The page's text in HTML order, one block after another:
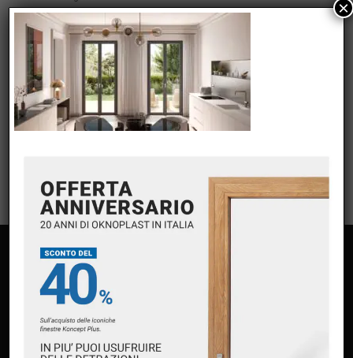
META
Accedi
Feed dei contenuti
Feed dei commenti
Premium Partner Oknoplast
×